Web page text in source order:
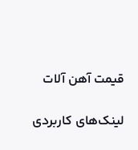
قیمت آهن آلات
لینک‌های کاربردی